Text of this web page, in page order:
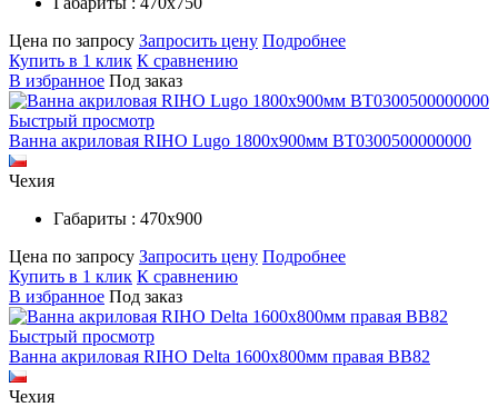
Цена по запросу Запросить цену Подробнее
Купить в 1 клик К сравнению
В избранное Под заказ
Быстрый просмотр
Ванна акриловая RIHO Lugo 1800x900мм BT0300500000000
Чехия
Габариты : 470х900
Цена по запросу Запросить цену Подробнее
Купить в 1 клик К сравнению
В избранное Под заказ
Быстрый просмотр
Ванна акриловая RIHO Delta 1600x800мм правая BB82
Чехия